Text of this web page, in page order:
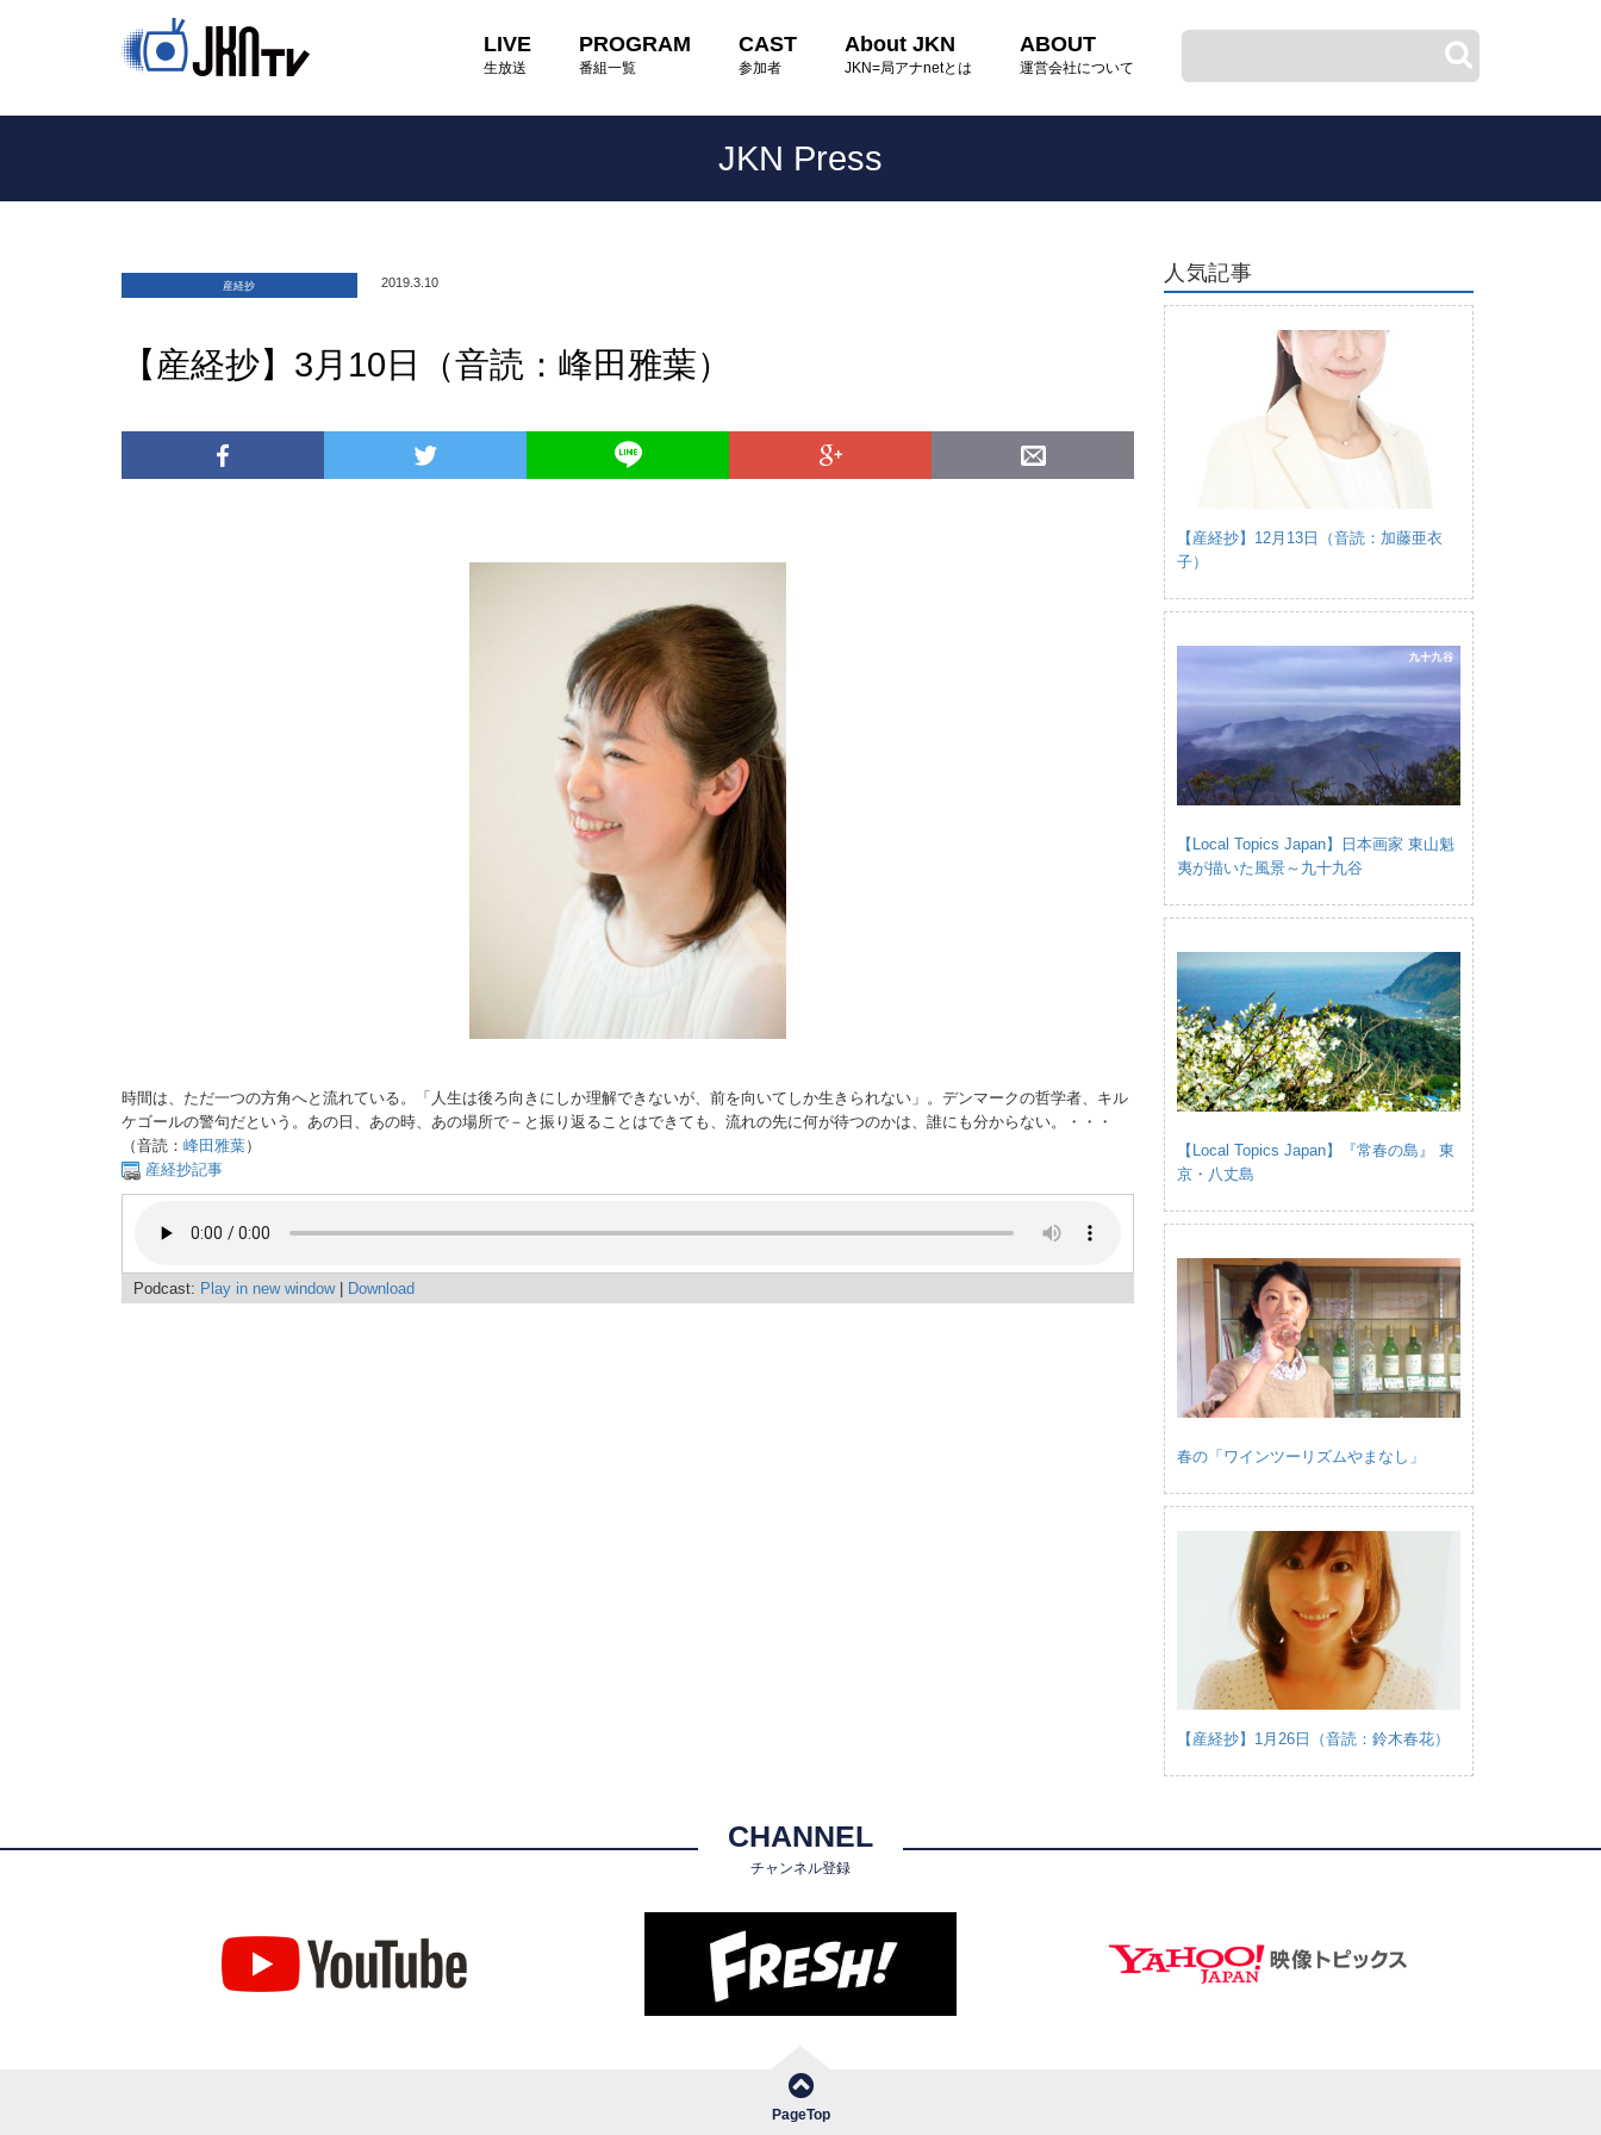
LIVE
生放送
PROGRAM
番組一覧
CAST
参加者
About JKN
JKN=局アナnetとは
ABOUT
運営会社について
JKN Press
産経抄 2019.3.10
【産経抄】3月10日（音読：峰田雅葉）
時間は、ただ一つの方角へと流れている。「人生は後ろ向きにしか理解できないが、前を向いてしか生きられない」。デンマークの哲学者、キル
ケゴールの警句だという。あの日、あの時、あの場所で－と振り返ることはできても、流れの先に何が待つのかは、誰にも分からない。・・・
（音読： 峰田雅葉）
産経抄記事
Podcast: Play in new window| Download
人気記事
【産経抄】12月13日（音読：加藤亜衣
子）
【Local Topics Japan】日本画家 東山魁
夷が描いた風景～九十九谷
【Local Topics Japan】『常春の島』 東
京・八丈島
春の「ワインツーリズムやまなし」
【産経抄】1月26日（音読：鈴木春花）
CHANNEL
チャンネル登録
PageTop